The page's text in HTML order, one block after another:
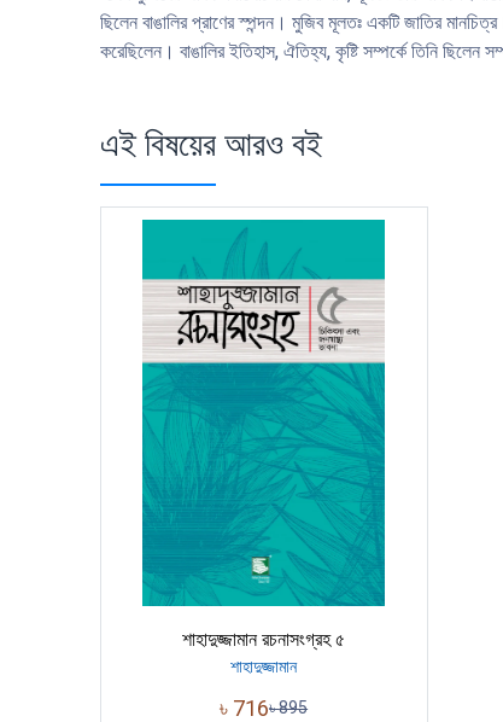
ছিলেন বাঙালির প্রাণের স্পন্দন। মুজিব মূলতঃ একটি জাতির
করেছিলেন। বাঙালির ইতিহাস, ঐতিহ্য, কৃষ্টি সম্পর্কে তিনি
এই বিষয়ের আরও বই
শাহাদুজ্জামান রচনাসংগ্রহ ৫
শাহাদুজ্জামান
৳ 716৳895